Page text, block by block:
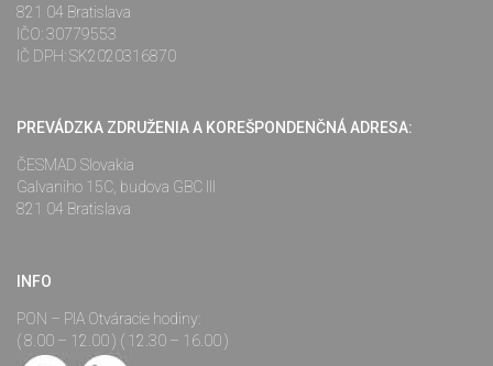
821 04 Bratislava
IČO: 30779553
IČ DPH: SK2020316870
PREVÁDZKA ZDRUŽENIA A KOREŠPONDENČNÁ ADRESA:
ČESMAD Slovakia
Galvaniho 15C, budova GBC III
821 04 Bratislava
INFO
PON – PIA Otváracie hodiny:
( 8.00 – 12.00 ) ( 12.30 – 16.00 )